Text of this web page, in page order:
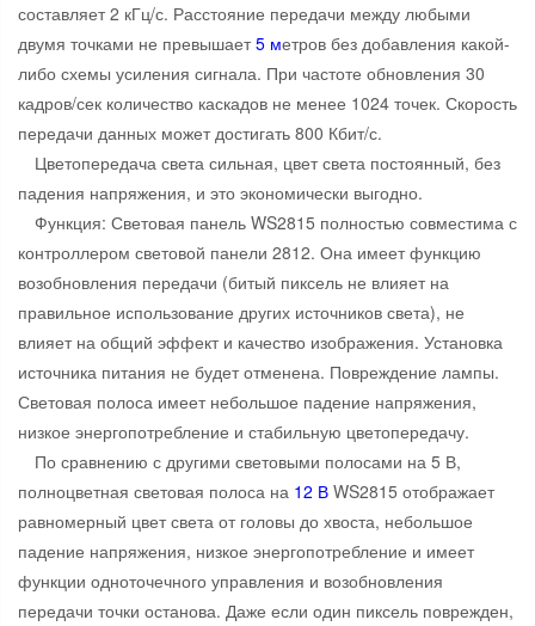
составляет 2 кГц/с. Расстояние передачи между любыми
двумя точками не превышает5 метров без добавления какой-
либо схемы усиления сигнала. При частоте обновления 30
кадров/сек количество каскадов не менее 1024 точек. Скорость
передачи данных может достигать 800 Кбит/с.
Цветопередача света сильная, цвет света постоянный, без
падения напряжения, и это экономически выгодно.
Функция: Световая панель WS2815 полностью совместима с
контроллером световой панели 2812. Она имеет функцию
возобновления передачи (битый пиксель не влияет на
правильное использование других источников света), не
влияет на общий эффект и качество изображения. Установка
источника питания не будет отменена. Повреждение лампы.
Световая полоса имеет небольшое падение напряжения,
низкое энергопотребление и стабильную цветопередачу.
По сравнению с другими световыми полосами на 5 В,
полноцветная световая полоса на 12 В WS2815 отображает
равномерный цвет света от головы до хвоста, небольшое
падение напряжения, низкое энергопотребление и имеет
функции одноточечного управления и возобновления
передачи точки останова. Даже если один пиксель поврежден,